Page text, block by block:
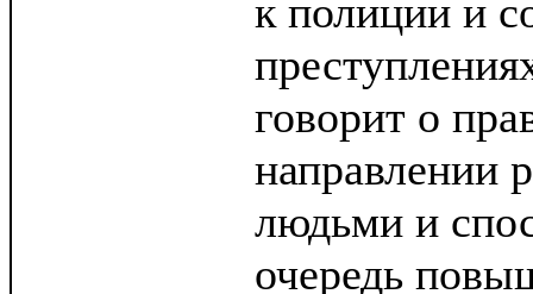
к полиции и
говорит о
направлении
людьми и
очередь